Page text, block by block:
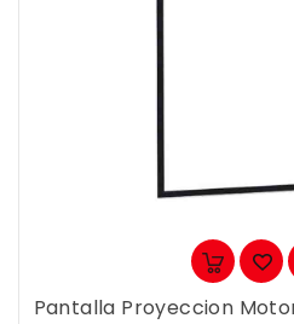
Pantalla Proyeccion